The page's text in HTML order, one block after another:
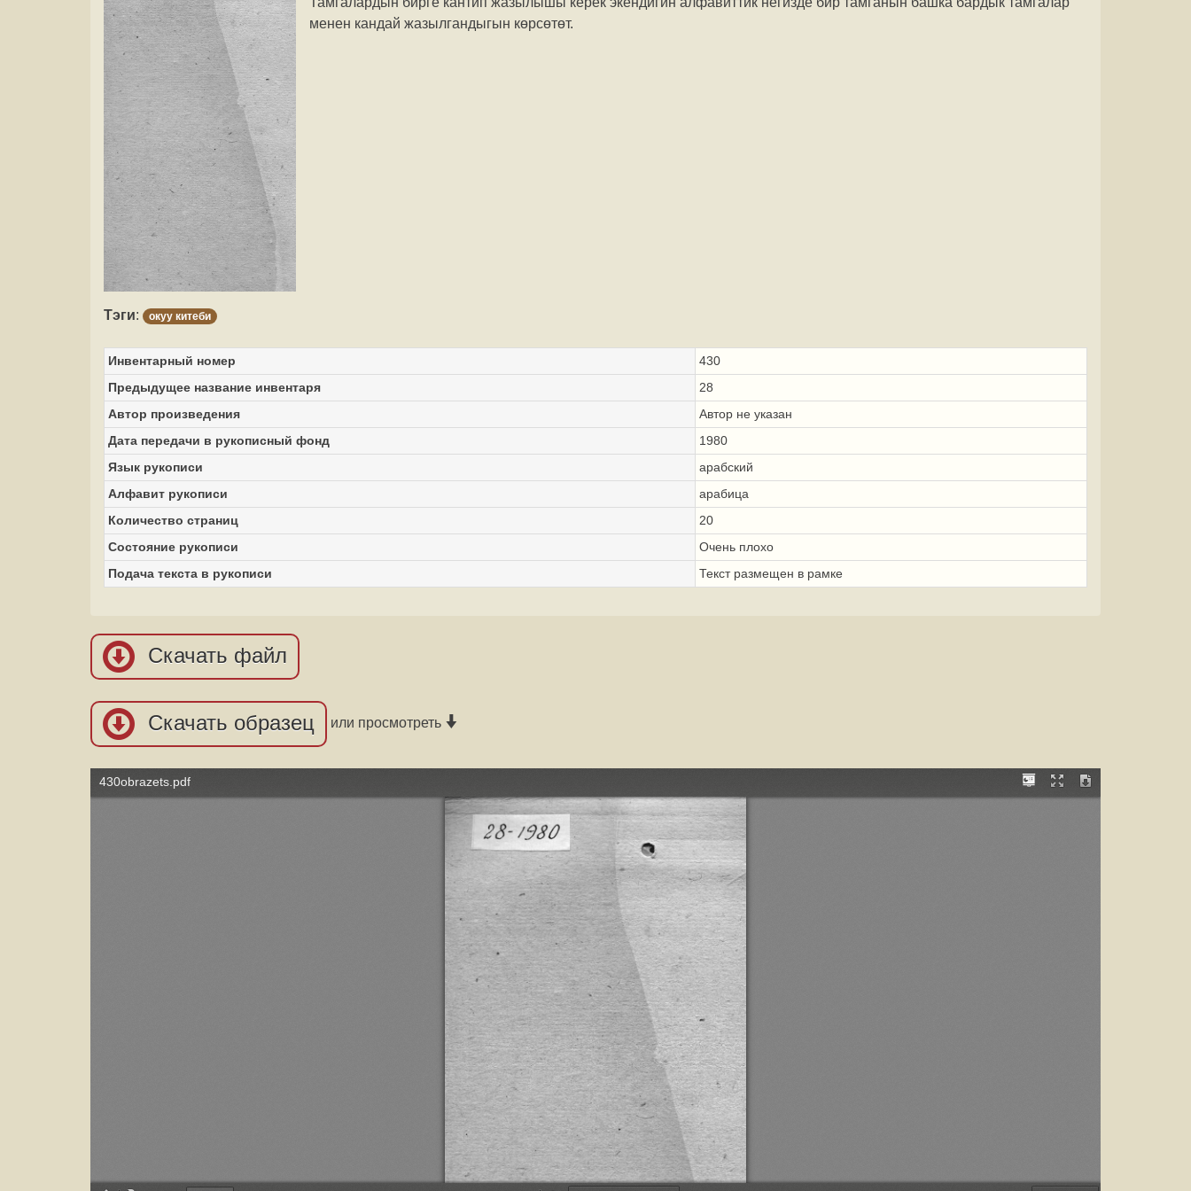
менен кандай жазылгандыгын көрсөтөт.
Тэги: окуу китеби
Инвентарный номер
430
Предыдущее название инвентаря
28
Автор произведения
Автор не указан
Дата передачи в рукописный фонд
1980
Язык рукописи
арабский
Алфавит рукописи
арабица
Количество страниц
20
Состояние рукописи
Очень плохо
Подача текста в рукописи
Текст размещен в рамке
Скачать файл
Скачать образец или просмотреть